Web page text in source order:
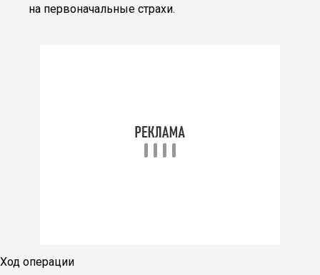
на первоначальные страхи.
Ход операции